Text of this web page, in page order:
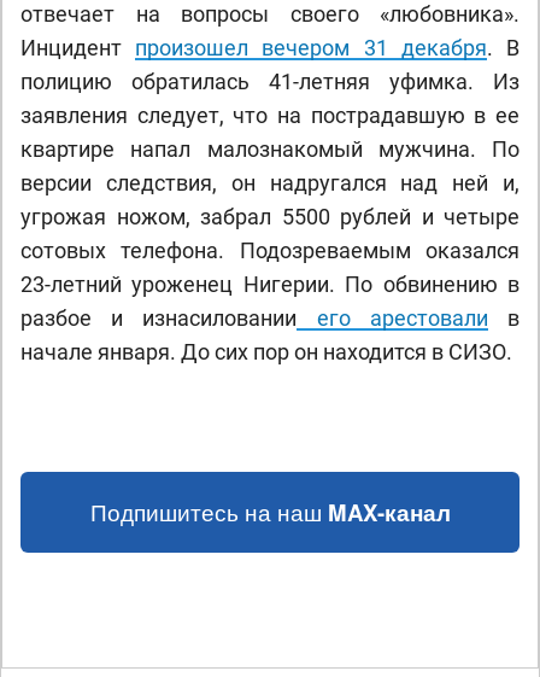
отвечает на вопросы своего «любовника».
Инцидент произошел вечером 31 декабря. В
полицию обратилась 41-летняя уфимка. Из
заявления следует, что на пострадавшую в ее
квартире напал малознакомый мужчина. По
версии следствия, он надругался над ней и,
угрожая ножом, забрал 5500 рублей и четыре
сотовых телефона. Подозреваемым оказался
23-летний уроженец Нигерии. По обвинению в
разбое и изнасиловании его арестовали в
начале января. До сих пор он находится в СИЗО.
Подпишитесь на наш MAX-канал